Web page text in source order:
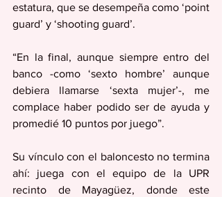
estatura, que se desempeña como ‘point
guard’ y ‘shooting guard’.
“En la final, aunque siempre entro del
banco -como ‘sexto hombre’ aunque
debiera llamarse ‘sexta mujer’-, me
complace haber podido ser de ayuda y
promedié 10 puntos por juego”.
Su vínculo con el baloncesto no termina
ahí: juega con el equipo de la UPR
recinto de Mayagüez, donde este